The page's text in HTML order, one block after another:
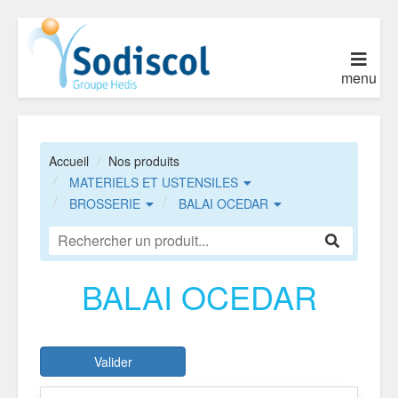
menu
Accueil
Nos produits
MATERIELS ET USTENSILES
BROSSERIE
BALAI OCEDAR
BALAI OCEDAR
Valider